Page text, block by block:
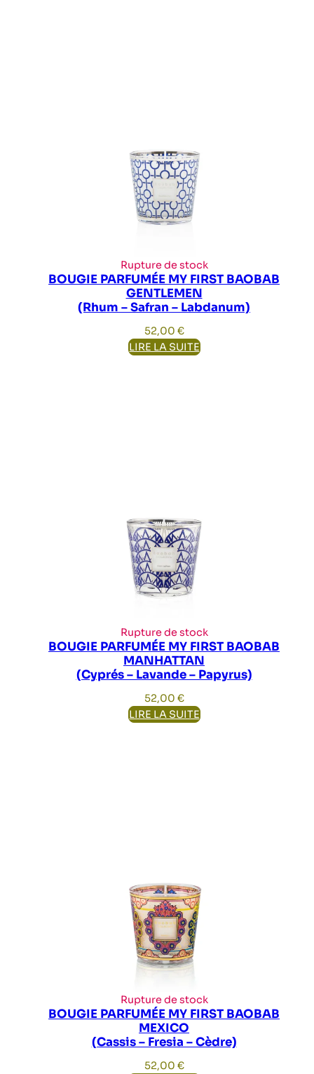
Rupture de stock
BOUGIE PARFUMÉE MY FIRST BAOBAB
GENTLEMEN
(Rhum – Safran – Labdanum)
52,00 €
LIRE LA SUITE
Rupture de stock
BOUGIE PARFUMÉE MY FIRST BAOBAB
MANHATTAN
(Cyprés – Lavande – Papyrus)
52,00 €
LIRE LA SUITE
Rupture de stock
BOUGIE PARFUMÉE MY FIRST BAOBAB
MEXICO
(Cassis – Fresia – Cèdre)
52,00 €